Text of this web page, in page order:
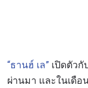
“ธานฮ์ เล” เปิดตัว
ผ่านมา และในเดื